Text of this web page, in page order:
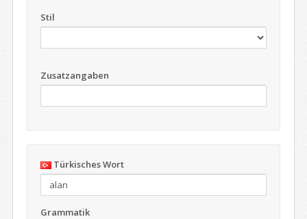
Stil
Zusatzangaben
Türkisches Wort
Grammatik